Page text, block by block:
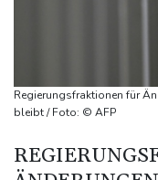
Infantinos
Biathlon-
Kircher: VAR nicht
Kreise: Türkei will mit
Verteidigungspakt
Bundesanwaltschaft
Regierungsfraktionen für
bleibt / Foto: © AFP